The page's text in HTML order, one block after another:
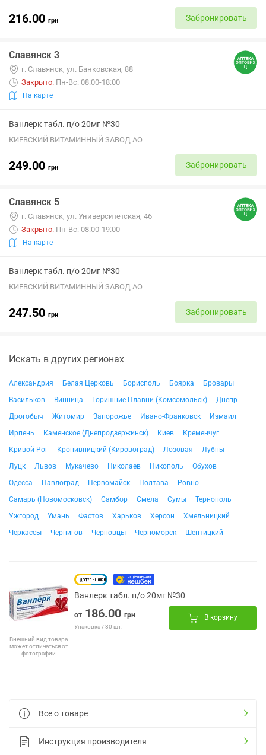
216.00 грн Забронировать
Славянск 3
г. Славянск, ул. Банковская, 88
Закрыто. Пн-Вс: 08:00-18:00
На карте
Ванлерк табл. п/о 20мг №30
КИЕВСКИЙ ВИТАМИННЫЙ ЗАВОД АО
249.00 грн Забронировать
Славянск 5
г. Славянск, ул. Университетская, 46
Закрыто. Пн-Вс: 08:00-19:00
На карте
Ванлерк табл. п/о 20мг №30
КИЕВСКИЙ ВИТАМИННЫЙ ЗАВОД АО
247.50 грн Забронировать
Искать в других регионах
Александрия Белая Церковь Борисполь Боярка
Бровары
Васильков
Винница Горишние Плавни (Комсомольск)
Днепр
Дрогобыч
Житомир Запорожье Ивано-Франковск
Измаил
Ирпень
Каменское (Днепродзержинск) Киев
Кременчуг
Кривой Рог
Кропивницкий (Кировоград) Лозовая
Лубны
Луцк
Львов Мукачево Николаев Никополь
Обухов
Одесса
Павлоград Первомайск Полтава
Ровно
Самарь (Новомосковск)
Самбор Смела Сумы
Тернополь
Ужгород
Умань Фастов Харьков Херсон
Хмельницкий
Черкассы
Чернигов Черновцы Черноморск Шептицкий
Внешний вид товара
может отличаться от
фотографии
Ванлерк табл. п/о 20мг №30
от 186.00 грн
Упаковка / 30 шт.
В корзину
Все о товаре
Инструкция производителя